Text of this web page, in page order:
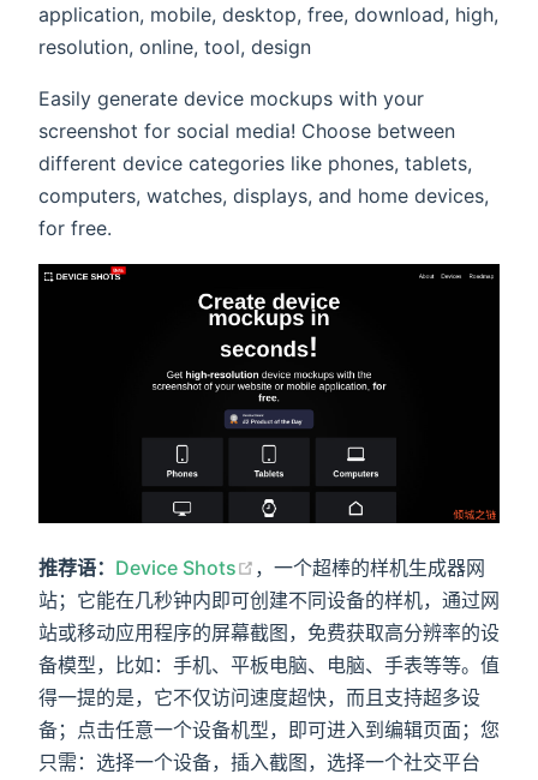
application, mobile, desktop, free, download, high,
resolution, online, tool, design
Easily generate device mockups with your
screenshot for social media! Choose between
different device categories like phones, tablets,
computers, watches, displays, and home devices,
for free.
推荐语： Device Shots
，一个超棒的样机生成器网
站；它能在几秒钟内即可创建不同设备的样机，通过网
站或移动应用程序的屏幕截图，免费获取高分辨率的设
备模型，比如：手机、平板电脑、电脑、手表等等。值
得一提的是，它不仅访问速度超快，而且支持超多设
备；点击任意一个设备机型，即可进入到编辑页面；您
只需：选择一个设备，插入截图，选择一个社交平台